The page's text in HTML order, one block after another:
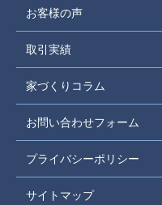
お客様の声
取引実績
家づくりコラム
お問い合わせフォーム
プライバシーポリシー
サイトマップ